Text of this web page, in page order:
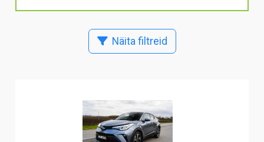
Näita filtreid